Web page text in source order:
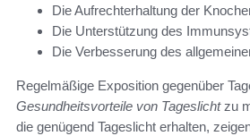
Die Aufrechterhaltung der
Die Unterstützung des
Die Verbesserung des
Regelmäßige Exposition gegenüber
Gesundheitsvorteile von Tageslichtzu
die genügend Tageslicht erhalten,